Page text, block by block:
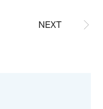
NEXT